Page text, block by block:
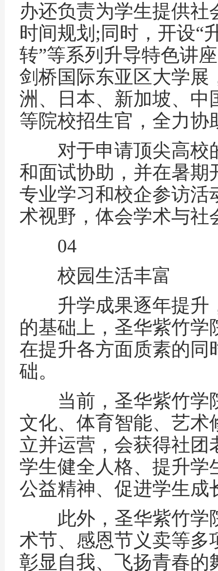
办还负责为学生提供
时间规划;同时，开设“
转”等系列升导特色讲
剑桥国际东亚区大学展
洲、日本、新加坡、中
等院校招生官，全力协
对于申请顶尖高校
和面试协助，并在暑期
专业学习和校企参访活
术视野，体会学术与社
04
校园生活丰富
升学成果逐年提升
的基础上，圣华紫竹
在提升各方面质素的同
础。
当前，圣华紫竹学院
文化、体育智能、艺术
立并运营，会获得社团
学生健全人格、提升学
公益精神、促进学生成
此外，圣华紫竹学
术节、感恩节义卖等多
彰显自我、飞扬青春的